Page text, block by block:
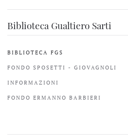
Biblioteca Gualtiero Sarti
BIBLIOTECA FGS
FONDO SPOSETTI - GIOVAGNOLI
INFORMAZIONI
FONDO ERMANNO BARBIERI